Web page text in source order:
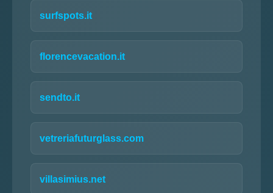
surfspots.it
florencevacation.it
sendto.it
vetreriafuturglass.com
villasimius.net